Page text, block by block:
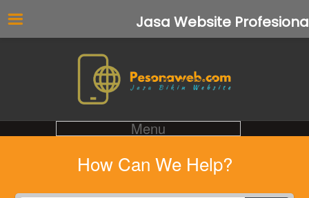
Menu
How Can We Help?
Jasa Website